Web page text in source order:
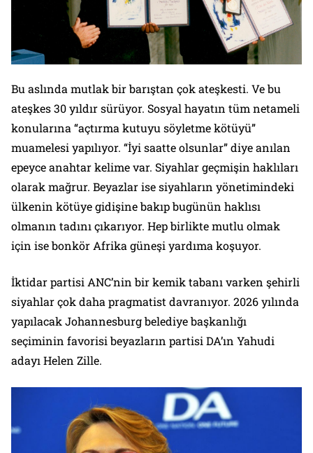
Bu aslında mutlak bir barıştan çok ateşkesti. Ve bu
ateşkes 30 yıldır sürüyor. Sosyal hayatın tüm netameli
konularına “açtırma kutuyu söyletme kötüyü”
muamelesi yapılıyor. “İyi saatte olsunlar” diye anılan
epeyce anahtar kelime var. Siyahlar geçmişin haklıları
olarak mağrur. Beyazlar ise siyahların yönetimindeki
ülkenin kötüye gidişine bakıp bugünün haklısı
olmanın tadını çıkarıyor. Hep birlikte mutlu olmak
için ise bonkör Afrika güneşi yardıma koşuyor.
İktidar partisi ANC’nin bir kemik tabanı varken şehirli
siyahlar çok daha pragmatist davranıyor. 2026 yılında
yapılacak Johannesburg belediye başkanlığı
seçiminin favorisi beyazların partisi DA’ın Yahudi
adayı Helen Zille.